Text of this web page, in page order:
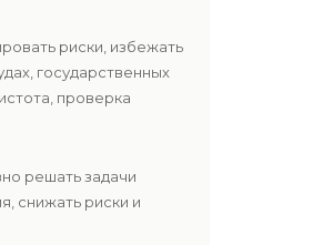
риски, избежать
государственных
проверка
решать задачи
снижать риски и